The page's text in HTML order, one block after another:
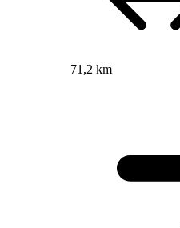
71,2 km